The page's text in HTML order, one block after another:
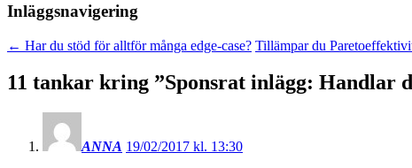
Inläggsnavigering
← Har du stöd för alltför många edge-case? Tillämpar du
11 tankar kring ”Sponsrat inlägg: Handlar
ANNA 19/02/2017 kl. 13:30